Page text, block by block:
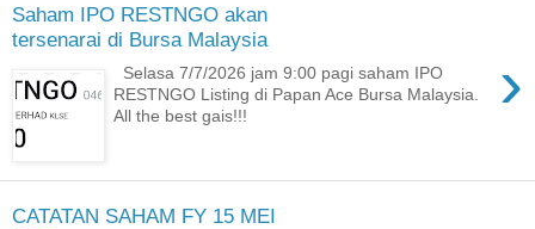
Saham IPO RESTNGO akan
tersenarai di Bursa Malaysia
›
Selasa 7/7/2026 jam 9:00 pagi saham IPO
RESTNGO Listing di Papan Ace Bursa Malaysia.
All the best gais!!!
CATATAN SAHAM FY 15 MEI